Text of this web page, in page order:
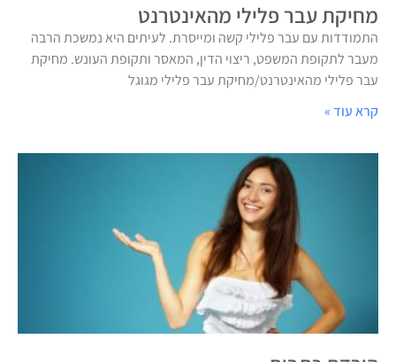
מחיקת עבר פלילי מהאינטרנט
התמודדות עם עבר פלילי קשה ומייסרת. לעיתים היא נמשכת הרבה
מעבר לתקופת המשפט, ריצוי הדין, המאסר ותקופת העונש. מחיקת
עבר פלילי מהאינטרנט/מחיקת עבר פלילי מגוגל
קרא עוד »